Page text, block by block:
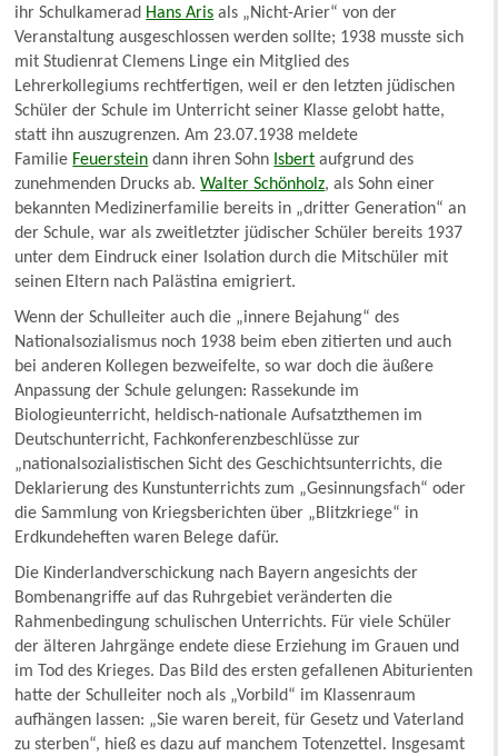
ihr Schulkamerad Hans Aris als „Nicht-Arier“ von der
Veranstaltung ausgeschlossen werden sollte; 1938 musste sich
mit Studienrat Clemens Linge ein Mitglied des
Lehrerkollegiums rechtfertigen, weil er den letzten jüdischen
Schüler der Schule im Unterricht seiner Klasse gelobt hatte,
statt ihn auszugrenzen. Am 23.07.1938 meldete
Familie Feuerstein dann ihren Sohn Isbert aufgrund des
zunehmenden Drucks ab.Walter Schönholz, als Sohn einer
bekannten Medizinerfamilie bereits in „dritter Generation“ an
der Schule, war als zweitletzter jüdischer Schüler bereits 1937
unter dem Eindruck einer Isolation durch die Mitschüler mit
seinen Eltern nach Palästina emigriert.
Wenn der Schulleiter auch die „innere Bejahung“ des
Nationalsozialismus noch 1938 beim eben zitierten und auch
bei anderen Kollegen bezweifelte, so war doch die äußere
Anpassung der Schule gelungen: Rassekunde im
Biologieunterricht, heldisch-nationale Aufsatzthemen im
Deutschunterricht, Fachkonferenzbeschlüsse zur
„nationalsozialistischen Sicht des Geschichtsunterrichts, die
Deklarierung des Kunstunterrichts zum „Gesinnungsfach“ oder
die Sammlung von Kriegsberichten über „Blitzkriege“ in
Erdkundeheften waren Belege dafür.
Die Kinderlandverschickung nach Bayern angesichts der
Bombenangriffe auf das Ruhrgebiet veränderten die
Rahmenbedingung schulischen Unterrichts. Für viele Schüler
der älteren Jahrgänge endete diese Erziehung im Grauen und
im Tod des Krieges. Das Bild des ersten gefallenen Abiturienten
hatte der Schulleiter noch als „Vorbild“ im Klassenraum
aufhängen lassen: „Sie waren bereit, für Gesetz und Vaterland
zu sterben“, hieß es dazu auf manchem Totenzettel. Insgesamt